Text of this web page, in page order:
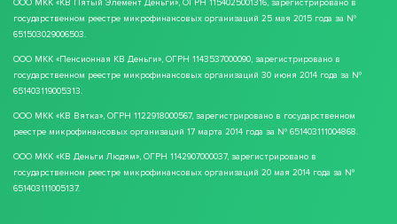
ООО МКК «КВ Пятый Элемент Деньги», ОГРН 1154025001316, зарегистрировано в
государственном реестре микрофинансовых организаций 25 мая 2015 года за №
651503029006503.
ООО МКК «Пенсионная КВ Деньги», ОГРН 1143537000090, зарегистрировано в
государственном реестре микрофинансовых организаций 30 июня 2014 года за №
651403119005313.
ООО МКК «КВ Вятка», ОГРН 1122918000567, зарегистрировано в государственном
реестре микрофинансовых организаций 17 марта 2014 года за № 651403111004868.
ООО МКК «КВ Деньги Людям», ОГРН 1142907000037, зарегистрировано в
государственном реестре микрофинансовых организаций 20 мая 2014 года за №
651403111005137.